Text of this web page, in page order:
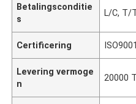
Betalingsconditie
s
L/C, T/
Certificering ISO9001
Levering vermoge
n
20000